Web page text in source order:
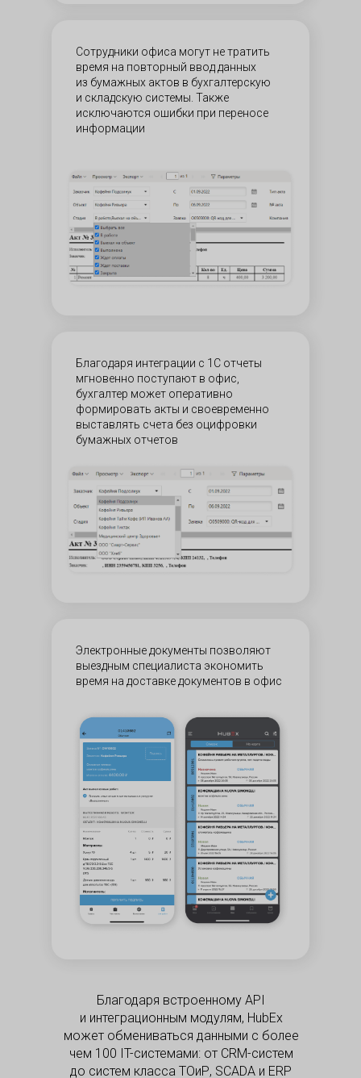
Благодаря интеграции с 1С отчеты
мгновенно поступают в офис,
бухгалтер может оперативно
формировать акты и своевременно
выставлять счета без оцифровки
бумажных отчетов
Сотрудники офиса могут не тратить
время на повторный ввод данных
из бумажных актов в бухгалтерскую
и складскую системы. Также
исключаются ошибки при переносе
информации
Электронные документы позволяют
выездным специалиста экономить
время на доставке документов в офис
Благодаря встроенному API
и интеграционным модулям, HubEx
может обмениваться данными с более
чем 100 IT-системами: от CRM-систем
до систем класса ТОиР, SCADA и ERP